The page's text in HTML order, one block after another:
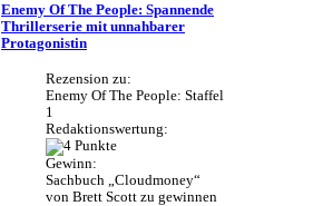
Enemy Of The People: Spannende
Thrillerserie mit unnahbarer
Protagonistin
Rezension zu:
Enemy Of The People: Staffel
1
Redaktionswertung:
Gewinn:
Sachbuch „Cloudmoney“
von Brett Scott zu gewinnen